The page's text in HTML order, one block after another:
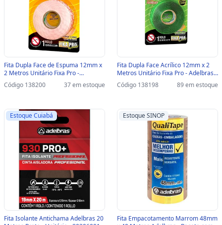
Fita Dupla Face de Espuma 12mm x
2 Metros Unitário Fixa Pro -
Adelbras - 816000001 - 816000001
Código 138200 37 em estoque
Fita Dupla Face Acrílico 12mm x 2
Metros Unitário Fixa Pro - Adelbras -
8150000030 - 8150000030
Código 138198 89 em estoque
Estoque Cuiabá
Fita Isolante Antichama Adelbras 20
Estoque SINOP
Fita Empacotamento Marrom 48mm